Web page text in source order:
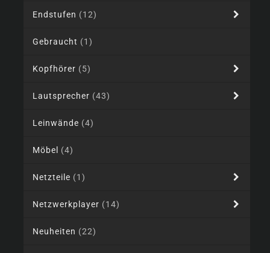
Endstufen (12)
Gebraucht (1)
Kopfhörer (5)
Lautsprecher (43)
Leinwände (4)
Möbel (4)
Netzteile (1)
Netzwerkplayer (14)
Neuheiten (22)